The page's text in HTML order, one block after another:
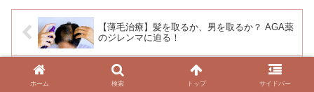
らの不安
【薄毛治療】髪を取るか、男を取るか？ AGA薬
のジレンマに迫る！
登録者数７００万人超えの超人気YouTuberさ
ホーム 検索 トップ サイドバー